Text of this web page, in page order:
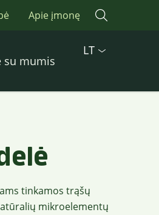
Apie įmonę
su mumis
LT
tinkamos trąšų
mikroelementų